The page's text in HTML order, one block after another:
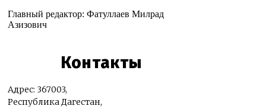
Главный редактор: Фатуллаев Милрад
Азизович
Контакты
Адрес: 367003,
Республика Дагестан,